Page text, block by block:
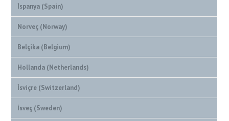
İspanya (Spain)
Norveç (Norway)
Belçika (Belgium)
Hollanda (Netherlands)
İsviçre (Switzerland)
İsveç (Sweden)